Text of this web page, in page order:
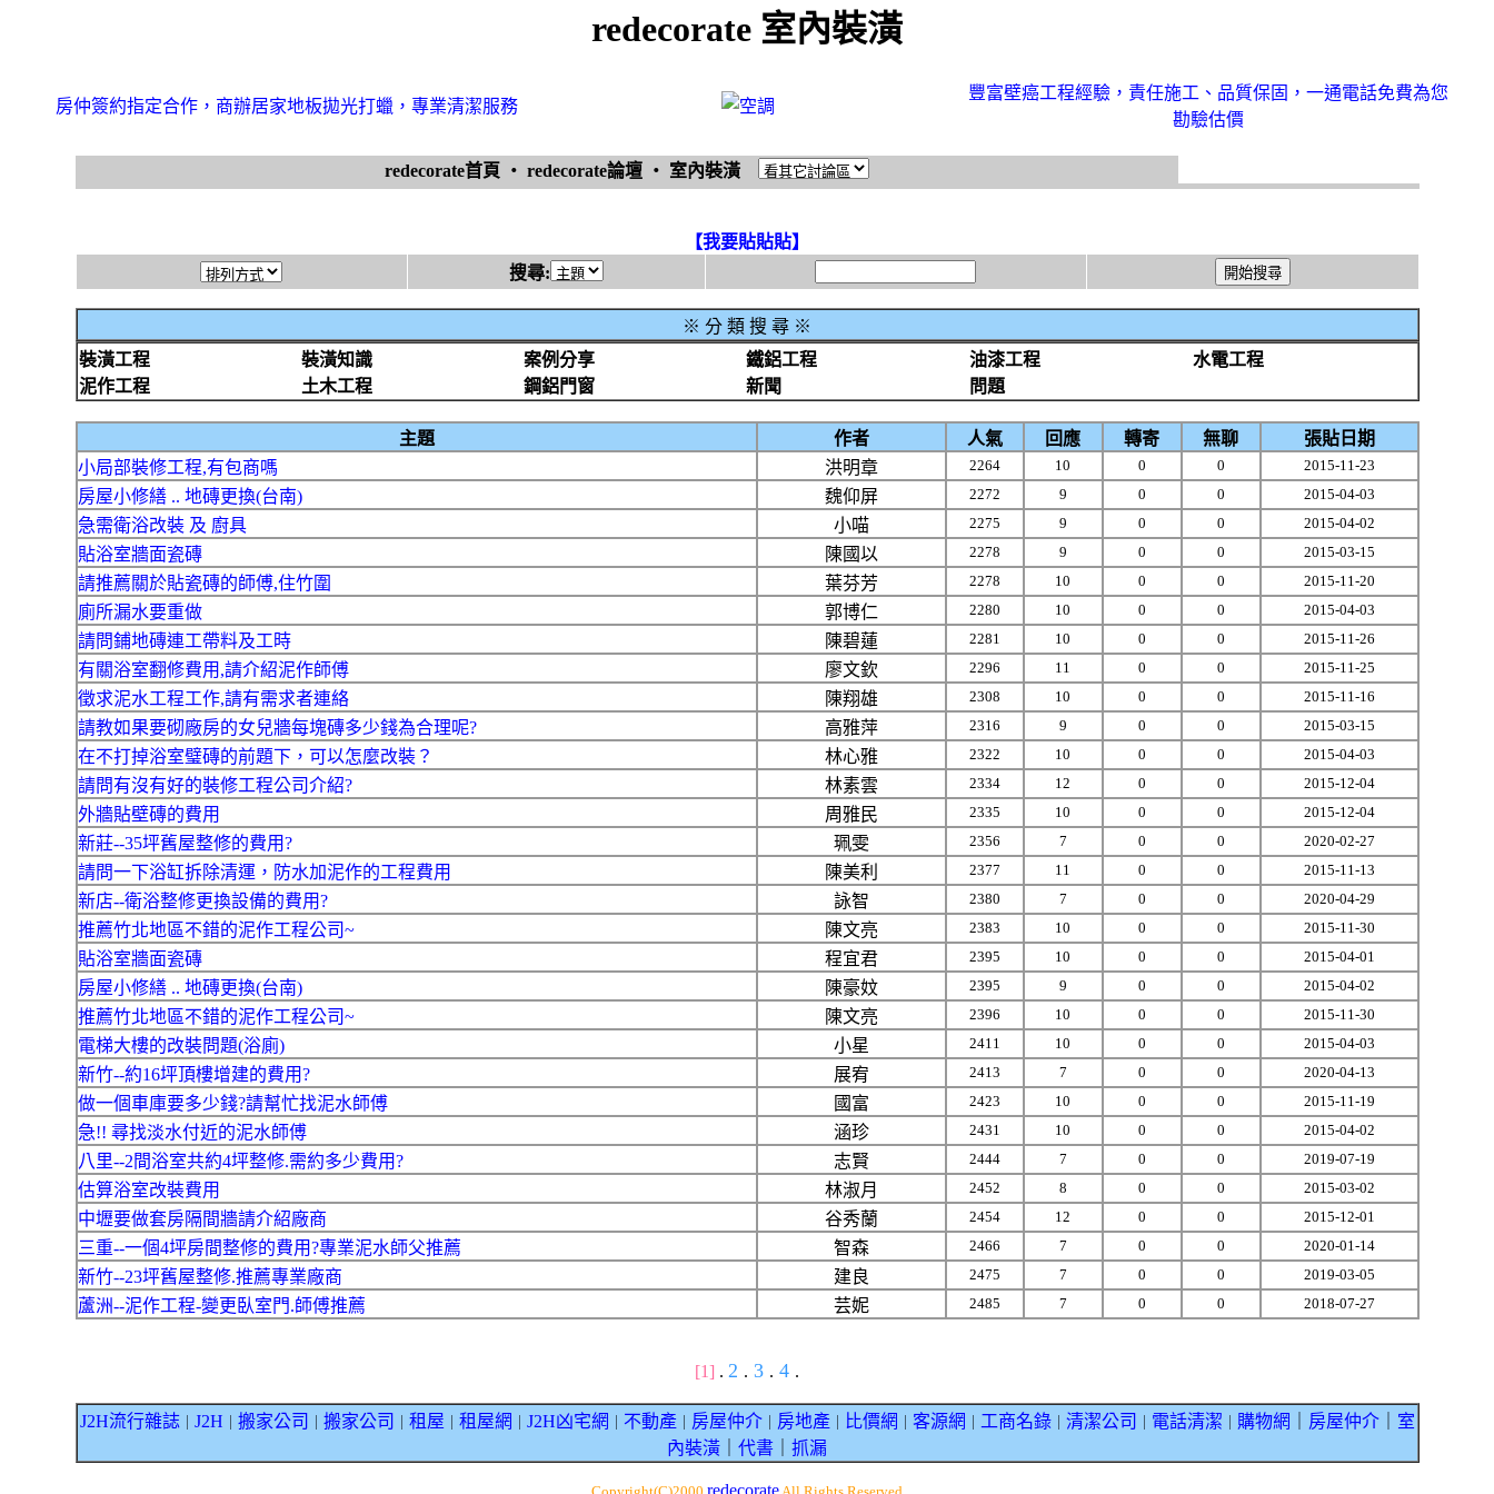
redecorate 室內裝潢
房仲簽約指定合作，商辦居家地板拋光打蠟，專業清潔服務
豐富壁癌工程經驗，責任施工、品質保固，一通電話免費為您
勘驗估價
redecorate首頁 ‧ redecorate論壇 ‧ 室內裝潢
【我要貼貼貼】
搜尋:
※ 分 類 搜 尋 ※
裝潢工程
裝潢知識 案例分享 鐵鋁工程 油漆工程
水電工程
泥作工程
土木工程 鋼鋁門窗 新聞 問題
主題 作者 人氣 回應 轉寄 無聊
張貼日期
小局部裝修工程,有包商嗎
洪明章 2264 10 0 0 2015-11-23
房屋小修繕 .. 地磚更換(台南) 魏仰屏 2272 9 0 0 2015-04-03
急需衛浴改裝 及 廚具 小喵 2275 9 0 0 2015-04-02
貼浴室牆面瓷磚 陳國以 2278 9 0 0 2015-03-15
請推薦關於貼瓷磚的師傅,住竹圍 葉芬芳 2278 10 0 0 2015-11-20
廁所漏水要重做 郭博仁 2280 10 0 0 2015-04-03
請問鋪地磚連工帶料及工時 陳碧蓮 2281 10 0 0 2015-11-26
有關浴室翻修費用,請介紹泥作師傅 廖文欽 2296 11 0 0 2015-11-25
徵求泥水工程工作,請有需求者連絡 陳翔雄 2308 10 0 0 2015-11-16
請教如果要砌廠房的女兒牆每塊磚多少錢為合理呢? 高雅萍 2316 9 0 0 2015-03-15
在不打掉浴室璧磚的前題下，可以怎麼改裝？ 林心雅 2322 10 0 0 2015-04-03
請問有沒有好的裝修工程公司介紹? 林素雲 2334 12 0 0 2015-12-04
外牆貼壁磚的費用 周雅民 2335 10 0 0 2015-12-04
新莊--35坪舊屋整修的費用? 珮雯 2356 7 0 0 2020-02-27
請問一下浴缸拆除清運，防水加泥作的工程費用 陳美利 2377 11 0 0 2015-11-13
新店--衛浴整修更換設備的費用? 詠智 2380 7 0 0 2020-04-29
推薦竹北地區不錯的泥作工程公司~ 陳文亮 2383 10 0 0 2015-11-30
貼浴室牆面瓷磚 程宜君 2395 10 0 0 2015-04-01
房屋小修繕 .. 地磚更換(台南) 陳豪妏 2395 9 0 0 2015-04-02
推薦竹北地區不錯的泥作工程公司~ 陳文亮 2396 10 0 0 2015-11-30
電梯大樓的改裝問題(浴廁) 小星 2411 10 0 0 2015-04-03
新竹--約16坪頂樓增建的費用? 展宥 2413 7 0 0 2020-04-13
做一個車庫要多少錢?請幫忙找泥水師傅 國富 2423 10 0 0 2015-11-19
急!! 尋找淡水付近的泥水師傅 涵珍 2431 10 0 0 2015-04-02
八里--2間浴室共約4坪整修.需約多少費用? 志賢 2444 7 0 0 2019-07-19
估算浴室改裝費用 林淑月 2452 8 0 0 2015-03-02
中壢要做套房隔間牆請介紹廠商 谷秀蘭 2454 12 0 0 2015-12-01
三重--一個4坪房間整修的費用?專業泥水師父推薦 智森 2466 7 0 0 2020-01-14
新竹--23坪舊屋整修.推薦專業廠商 建良 2475 7 0 0 2019-03-05
蘆洲--泥作工程-變更臥室門.師傅推薦 芸妮 2485 7 0 0 2018-07-27
[1] . 2 . 3 . 4 .
J2H流行雜誌｜ J2H 搬家公司 搬家公司 租屋 租屋網 J2H凶宅網 不動產｜ 房屋仲介｜ 房地產｜ 比價網 客源網 工商名錄｜ 清潔公司 電話清潔 購物網 房屋仲介｜ 室
內裝潢
代書 抓漏
redecorate